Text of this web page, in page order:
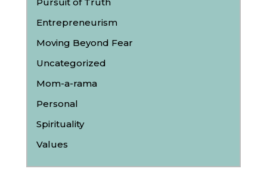
Entrepreneurism
Moving Beyond Fear
Uncategorized
Mom-a-rama
Personal
Spirituality
Values